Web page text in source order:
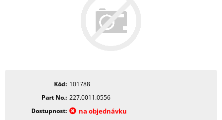
Kód 101788
Part No. 227.0011.0556
Dostupnost
na objednávku